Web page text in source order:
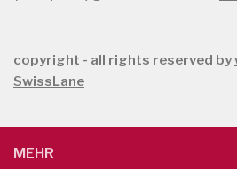
copyright - all rights reserved by
SwissLane
MEHR